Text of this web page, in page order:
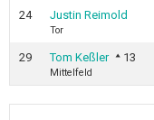
24 Justin Reimold
Tor
29 Tom Keßler 13
Mittelfeld